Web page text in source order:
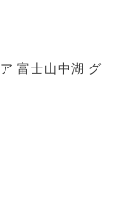
富士山中湖 グ